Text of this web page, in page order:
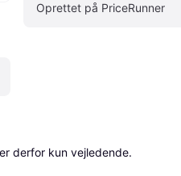
Oprettet på PriceRunner
derfor kun vejledende.